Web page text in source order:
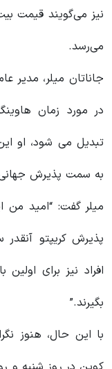
می‌رسد.
جاناتان میلر، مدیر
در مورد زمان
تبدیل می شود، او
به سمت پذیرش
میلر گفت: “امید
پذیرش کریپتو
افراد نیز برای
بگیرند.”
با این حال، هنوز